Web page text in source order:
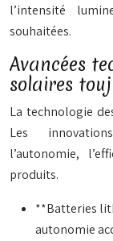
l’intensité
souhaitées.
Avancées
solaires
La technologie
Les
l’autonomie,
produits.
**Batteries
autonomie